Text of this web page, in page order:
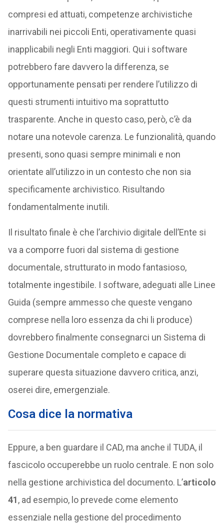
compresi ed attuati, competenze archivistiche
inarrivabili nei piccoli Enti, operativamente quasi
inapplicabili negli Enti maggiori. Qui i software
potrebbero fare davvero la differenza, se
opportunamente pensati per rendere l’utilizzo di
questi strumenti intuitivo ma soprattutto
trasparente. Anche in questo caso, però, c’è da
notare una notevole carenza. Le funzionalità, quando
presenti, sono quasi sempre minimali e non
orientate all’utilizzo in un contesto che non sia
specificamente archivistico. Risultando
fondamentalmente inutili.
Il risultato finale è che l’archivio digitale dell’Ente si
va a comporre fuori dal sistema di gestione
documentale, strutturato in modo fantasioso,
totalmente ingestibile. I software, adeguati alle Linee
Guida (sempre ammesso che queste vengano
comprese nella loro essenza da chi li produce)
dovrebbero finalmente consegnarci un Sistema di
Gestione Documentale completo e capace di
superare questa situazione davvero critica, anzi,
oserei dire, emergenziale.
Cosa dice la normativa
Eppure, a ben guardare il CAD, ma anche il TUDA, il
fascicolo occuperebbe un ruolo centrale. E non solo
nella gestione archivistica del documento. L’articolo
41, ad esempio, lo prevede come elemento
essenziale nella gestione del procedimento